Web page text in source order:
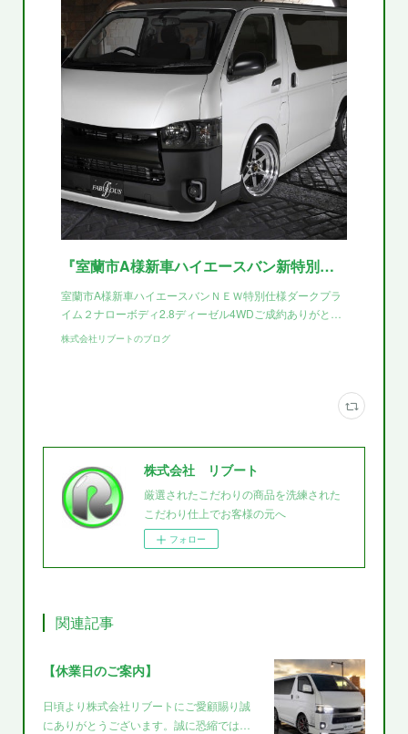
『室蘭市A様新車ハイエースバン新特別仕様車ダークプライム２ご成約ありがとうございます！！』
室蘭市A様新車ハイエースバンＮＥＷ特別仕様ダークプラ
イム２ナローボディ2.8ディーゼル4WDご成約ありがと…
株式会社リブートのブログ
株式会社 リブート
厳選されたこだわりの商品を洗練された
こだわり仕上でお客様の元へ
フォロー
関連記事
【休業日のご案内】
日頃より株式会社リブートにご愛顧賜り誠
にありがとうございます。誠に恐縮では…